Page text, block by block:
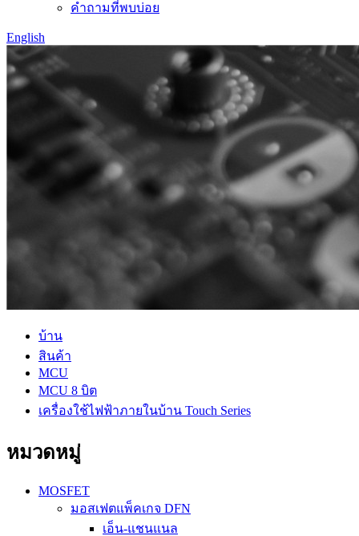
คำถามที่พบบ่อย
English
บ้าน
สินค้า
MCU
MCU 8 บิต
เครื่องใช้ไฟฟ้าภายในบ้าน Touch Series
หมวดหมู่
MOSFET
มอสเฟตแพ็คเกจ DFN
เอ็น-แชนแนล